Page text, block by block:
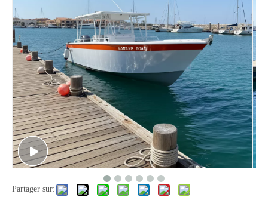
Bateau en aluminium d'ascenseurs légers à petit bruit Bateau en aluminium offshore à peinture silencieuse
Partager sur: